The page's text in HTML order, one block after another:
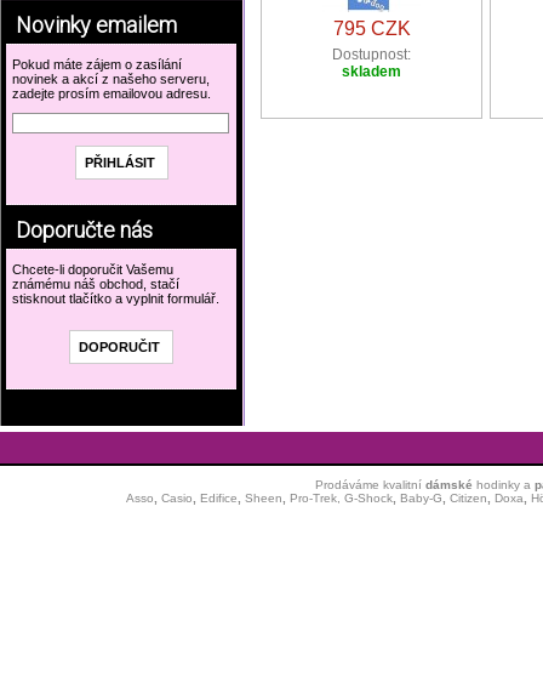
795 CZK
Dostupnost:
skladem
Novinky emailem
Pokud máte zájem o zasílání
novinek a akcí z našeho serveru,
zadejte prosím emailovou adresu.
Doporučte nás
Chcete-li doporučit Vašemu
známému náš obchod, stačí
stisknout tlačítko a vyplnit formulář.
Prodáváme kvalitní dámské hodinkya
Asso
Casio Edifice Sheen Pro-Trek, G-Shock, Baby-G Citizen Doxa